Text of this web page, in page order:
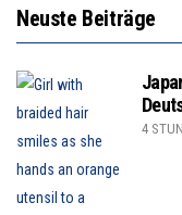
Neuste Beiträge
4